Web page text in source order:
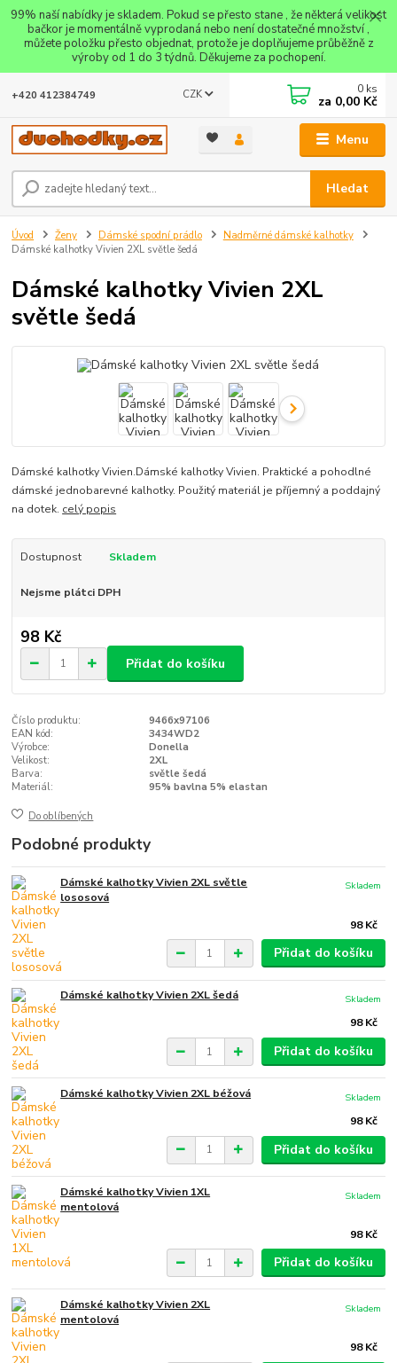
99% naší nabídky je skladem. Pokud se přesto stane , že některá velikost
bačkor je momentálně vyprodaná nebo není dostatečné množství ,
můžete položku přesto objednat, protože je doplňujeme průběžně z
výroby od 1 do 3 týdnů. Děkujeme za pochopení.
Menu
CZK
Hledat
+420 412384749 0 ks
za 0,00 Kč
Úvod Ženy Dámské spodní prádlo
Nadměrné dámské kalhotky
Dámské kalhotky Vivien 2XL světle šedá
Dámské kalhotky Vivien 2XL
světle šedá
Dámské kalhotky Vivien.Dámské kalhotky Vivien. Praktické a pohodlné
dámské jednobarevné kalhotky. Použitý materiál je příjemný a poddajný
na dotek. celý popis
Dostupnost Skladem
Nejsme plátci DPH
98 Kč
Přidat do košíku
Číslo produktu:
9466x97106
EAN kód:
3434WD2
Výrobce:
Donella
Velikost:
2XL
Barva:
světle šedá
Materiál:
95% bavlna 5% elastan
Do oblíbených
Podobné produkty
Dámské kalhotky Vivien 2XL světle
lososová
98 Kč
Skladem
Přidat do košíku
Dámské kalhotky Vivien 2XL šedá
98 Kč
Skladem
Přidat do košíku
Dámské kalhotky Vivien 2XL béžová
98 Kč
Skladem
Přidat do košíku
Dámské kalhotky Vivien 1XL
mentolová
98 Kč
Skladem
Přidat do košíku
Dámské kalhotky Vivien 2XL
mentolová
98 Kč
Skladem